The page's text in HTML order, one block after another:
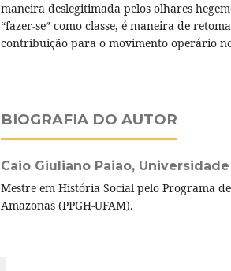
maneira deslegitimada pelos olhares
“fazer-se” como classe, é maneira de
contribuição para o movimento operário
BIOGRAFIA DO AUTOR
Caio Giuliano Paião, Universidade
Mestre em História Social pelo Programa
Amazonas (PPGH-UFAM).